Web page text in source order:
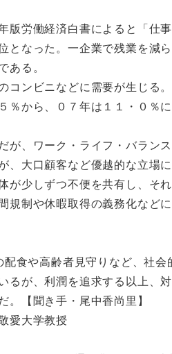
労働経済白書によると「仕
となった。一企業で残業を減
る。
ンビニなどに需要が生じる
％から、０７年は１１・０％
、ワーク・ライフ・バラン
、大口顧客など優越的な立場
が少しずつ不便を共有し、そ
規制や休暇取得の義務化など
食や高齢者見守りなど、社
るが、利潤を追求する以上、
【聞き手・尾中香尚里】
愛大学教授